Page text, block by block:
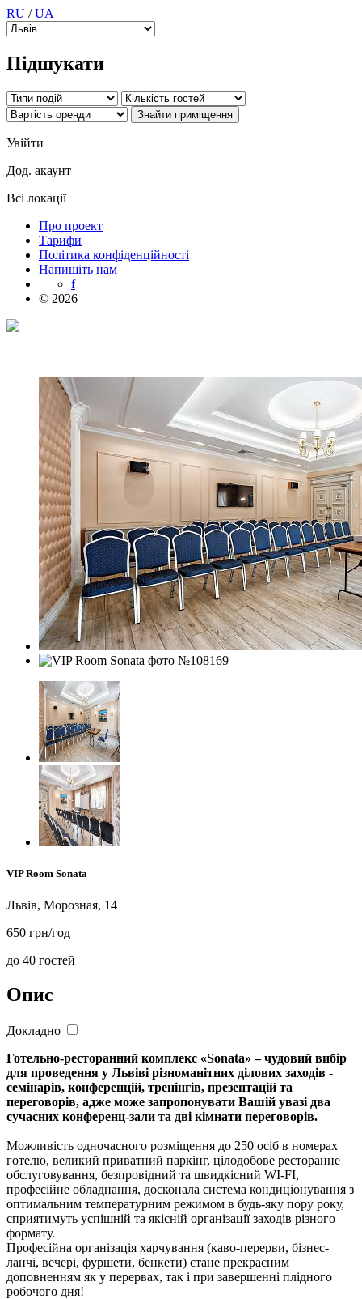
RU /UA
Підшукати
Увійти
Дод. акаунт
Всі локації
Про проект
Тарифи
Політика конфіденційності
Напишіть нам
f
© 2026
VIP Room Sonata
Львів, Морозная, 14
650 грн/год
до 40 гостей
Опис
Докладно
Готельно-ресторанний комплекс «Sonata» – чудовий вибір
для проведення у Львіві різноманітних ділових заходів -
семінарів, конференцій, тренінгів, презентацій та
переговорів, адже може запропонувати Вашій увазі два
сучасних конференц-зали та дві кімнати переговорів.
Можливість одночасного розміщення до 250 осіб в номерах
готелю, великий приватний паркінг, цілодобове ресторанне
обслуговування, безпровідний та швидкісний WI-FI,
професійне обладнання, досконала система кондиціонування з
оптимальним температурним режимом в будь-яку пору року,
сприятимуть успішній та якісній організації заходів різного
формату.
Професійна організація харчування (каво-перерви, бізнес-
ланчі, вечері, фуршети, бенкети) стане прекрасним
доповненням як у перервах, так і при завершенні плідного
робочого дня!